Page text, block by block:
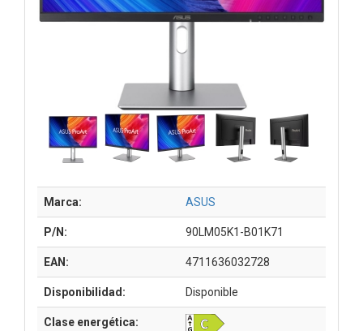
Marca: ASUS
P/N: 90LM05K1-B01K71
EAN: 4711636032728
Disponibilidad: Disponible
Clase energética: